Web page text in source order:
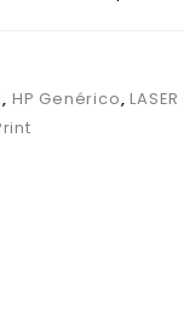
, HP Genérico,LASER